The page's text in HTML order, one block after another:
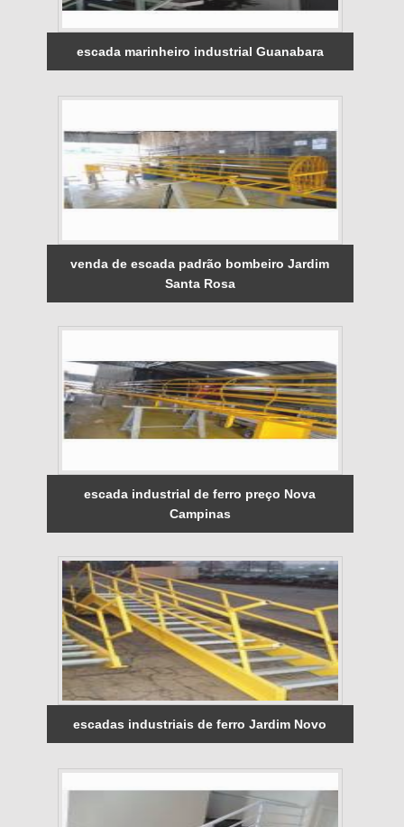
escada marinheiro industrial Guanabara
venda de escada padrão bombeiro Jardim
Santa Rosa
escada industrial de ferro preço Nova
Campinas
escadas industriais de ferro Jardim Novo